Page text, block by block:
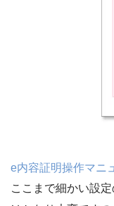
e内容証明操作マニ
ここまで細かい設